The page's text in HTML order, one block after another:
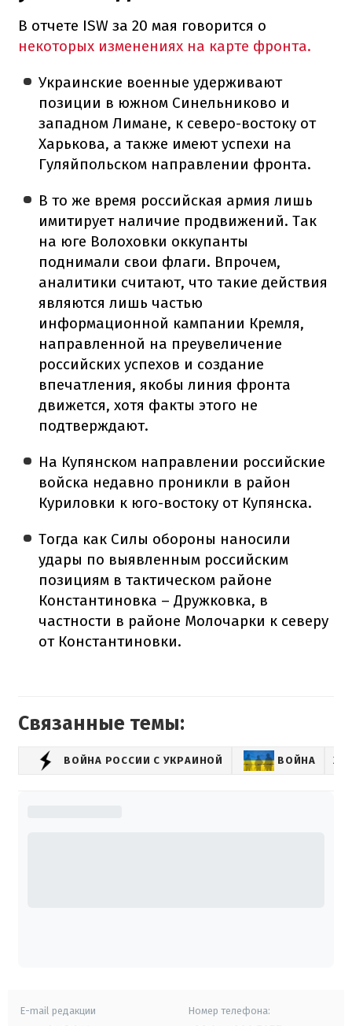
В отчете ISW за 20 мая говорится о
некоторых изменениях на карте фронта.
Украинские военные удерживают
позиции в южном Синельниково и
западном Лимане, к северо-востоку от
Харькова, а также имеют успехи на
Гуляйпольском направлении фронта.
В то же время российская армия лишь
имитирует наличие продвижений. Так
на юге Волоховки оккупанты
поднимали свои флаги. Впрочем,
аналитики считают, что такие действия
являются лишь частью
информационной кампании Кремля,
направленной на преувеличение
российских успехов и создание
впечатления, якобы линия фронта
движется, хотя факты этого не
подтверждают.
На Купянском направлении российские
войска недавно проникли в район
Куриловки к юго-востоку от Купянска.
Тогда как Силы обороны наносили
удары по выявленным российским
позициям в тактическом районе
Константиновка – Дружковка, в
частности в районе Молочарки к северу
от Константиновки.
Связанные темы:
ВОЙНА РОССИИ С УКРАИНОЙ ВОЙНА
E-mail редакции Номер телефона: